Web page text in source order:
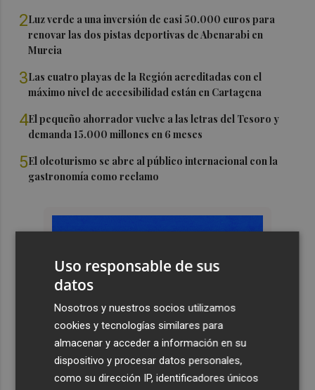
2Luz verde a una inversión de casi 50.000 euros para
renovar las dos pistas deportivas de Abenarabi en
Murcia
3Las cuatro playas de la Región acreditadas con el
máximo nivel de accesibilidad están en Cartagena
4El pequeño ahorrador vuelve a las letras del Tesoro y
demanda 15.000 millones en 6 meses
5El oleoturismo se abre al público internacional con la
gastronomía como reclamo
Uso responsable de sus
datos
Nosotros y nuestros socios utilizamos
cookies y tecnologías similares para
almacenar y acceder a información en su
dispositivo y procesar datos personales,
como su dirección IP, identificadores únicos